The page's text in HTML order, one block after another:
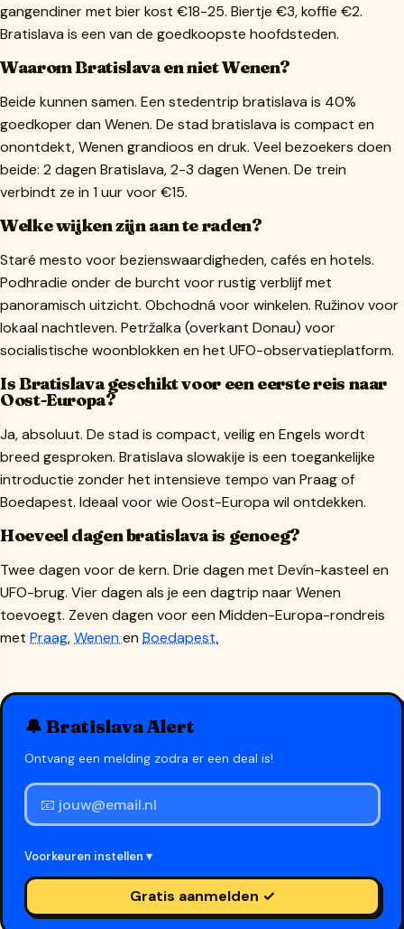
gangendiner met bier kost €18-25. Biertje €3, koffie €2.
Bratislava is een van de goedkoopste hoofdsteden.
Waarom Bratislava en niet Wenen?
Beide kunnen samen. Een stedentrip bratislava is 40%
goedkoper dan Wenen. De stad bratislava is compact en
onontdekt, Wenen grandioos en druk. Veel bezoekers doen
beide: 2 dagen Bratislava, 2-3 dagen Wenen. De trein
verbindt ze in 1 uur voor €15.
Welke wijken zijn aan te raden?
Staré mesto voor bezienswaardigheden, cafés en hotels.
Podhradie onder de burcht voor rustig verblijf met
panoramisch uitzicht. Obchodná voor winkelen. Ružinov voor
lokaal nachtleven. Petržalka (overkant Donau) voor
socialistische woonblokken en het UFO-observatieplatform.
Is Bratislava geschikt voor een eerste reis naar
Oost-Europa?
Ja, absoluut. De stad is compact, veilig en Engels wordt
breed gesproken. Bratislava slowakije is een toegankelijke
introductie zonder het intensieve tempo van Praag of
Boedapest. Ideaal voor wie Oost-Europa wil ontdekken.
Hoeveel dagen bratislava is genoeg?
Twee dagen voor de kern. Drie dagen met Devín-kasteel en
UFO-brug. Vier dagen als je een dagtrip naar Wenen
toevoegt. Zeven dagen voor een Midden-Europa-rondreis
met Praag,Wenenen Boedapest.
🔔 Bratislava Alert
Ontvang een melding zodra er een deal is!
Voorkeuren instellen ▾
Gratis aanmelden ✓